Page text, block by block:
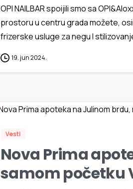
OPI NAILBAR spoijili smo sa
prostoru u centru grada možete,
frizerske usluge za negu I
19. jun 2024.
Vesti
Nova Prima
samom početku